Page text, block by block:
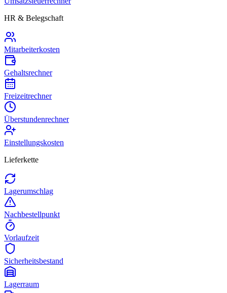
HR & Belegschaft
Mitarbeiterkosten
Gehaltsrechner
Freizeitrechner
Überstundenrechner
Einstellungskosten
Lieferkette
Lagerumschlag
Nachbestellpunkt
Vorlaufzeit
Sicherheitsbestand
Lagerraum